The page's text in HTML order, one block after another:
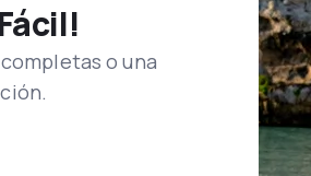
o una